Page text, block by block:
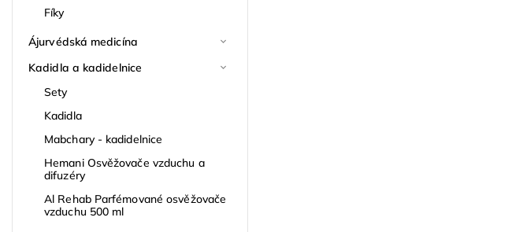
Fíky
Ájurvédská medicína
Kadidla a kadidelnice
Sety
Kadidla
Mabchary - kadidelnice
Hemani Osvěžovače vzduchu a
difuzéry
Al Rehab Parfémované osvěžovače
vzduchu 500 ml